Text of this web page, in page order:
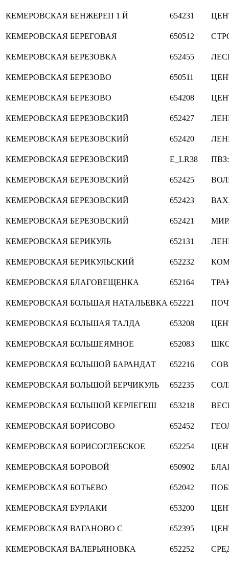
КЕМЕРОВСКАЯ БЕНЖЕРЕП 1 Й 654231
КЕМЕРОВСКАЯ БЕРЕГОВАЯ 650512
КЕМЕРОВСКАЯ БЕРЕЗОВКА 652455
КЕМЕРОВСКАЯ БЕРЕЗОВО 650511
КЕМЕРОВСКАЯ БЕРЕЗОВО 654208
КЕМЕРОВСКАЯ БЕРЕЗОВСКИЙ 652427
КЕМЕРОВСКАЯ БЕРЕЗОВСКИЙ 652420
КЕМЕРОВСКАЯ БЕРЕЗОВСКИЙ E_LR38
КЕМЕРОВСКАЯ БЕРЕЗОВСКИЙ 652425
КЕМЕРОВСКАЯ БЕРЕЗОВСКИЙ 652423
КЕМЕРОВСКАЯ БЕРЕЗОВСКИЙ 652421
КЕМЕРОВСКАЯ БЕРИКУЛЬ 652131
КЕМЕРОВСКАЯ БЕРИКУЛЬСКИЙ 652232
КЕМЕРОВСКАЯ БЛАГОВЕЩЕНКА 652164
КЕМЕРОВСКАЯ БОЛЬШАЯ НАТАЛЬЕВКА 652221
КЕМЕРОВСКАЯ БОЛЬШАЯ ТАЛДА 653208
КЕМЕРОВСКАЯ БОЛЬШЕЯМНОЕ 652083
КЕМЕРОВСКАЯ БОЛЬШОЙ БАРАНДАТ 652216
КЕМЕРОВСКАЯ БОЛЬШОЙ БЕРЧИКУЛЬ 652235
КЕМЕРОВСКАЯ БОЛЬШОЙ КЕРЛЕГЕШ 653218
КЕМЕРОВСКАЯ БОРИСОВО 652452
КЕМЕРОВСКАЯ БОРИСОГЛЕБСКОЕ 652254
КЕМЕРОВСКАЯ БОРОВОЙ 650902
КЕМЕРОВСКАЯ БОТЬЕВО 652042
КЕМЕРОВСКАЯ БУРЛАКИ 653200
КЕМЕРОВСКАЯ ВАГАНОВО С 652395
КЕМЕРОВСКАЯ ВАЛЕРЬЯНОВКА 652252